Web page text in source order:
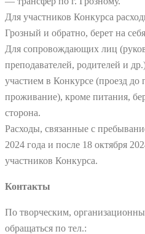
Для участников Конкурса
Грозный и обратно, берет на
Для сопровождающих лиц
преподавателей, родителей и
участием в Конкурсе (проезд до
проживание), кроме питания,
сторона.
Расходы, связанные с
2024 года и после 18 октября
участников Конкурса.
Контакты
По творческим,
обращаться по тел.: